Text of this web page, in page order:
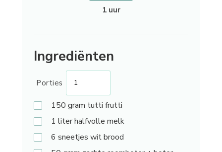
1 uur
Ingrediënten
Porties
150 gram tutti frutti
1 liter halfvolle melk
6 sneetjes wit brood